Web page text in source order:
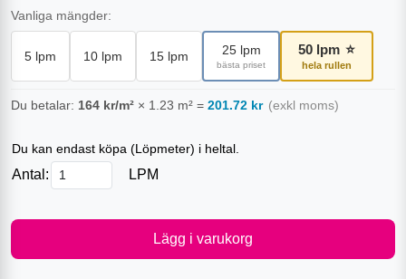
Vanliga mängder:
5 lpm 10 lpm 15 lpm 25lpm
bästa priset
50 lpm ⭐
hela rullen
Du betalar: 164 kr/m² × 1.23 m² = 201.72 kr (exkl moms)
Du kan endast köpa (Löpmeter) i heltal.
Antal: LPM
Lägg i varukorg